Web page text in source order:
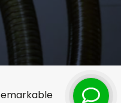
emarkable